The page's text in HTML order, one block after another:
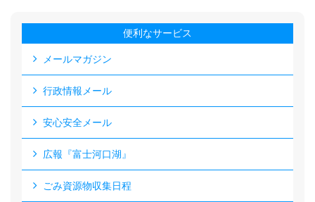
便利なサービス
メールマガジン
行政情報メール
安心安全メール
広報『富士河口湖』
ごみ資源物収集日程